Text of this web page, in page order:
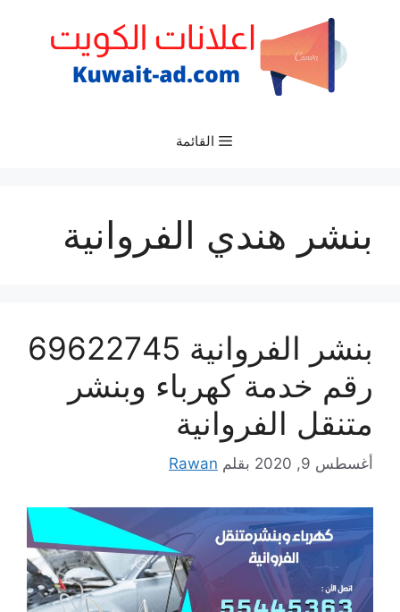
القائمة
بنشر هندي الفروانية
بنشر الفروانية 69622745
رقم خدمة كهرباء وبنشر
متنقل الفروانية
أغسطس 9, 2020 بقلم Rawan